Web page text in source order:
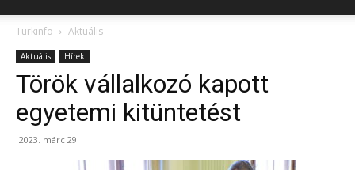
Türkinfo
Aktuális
Aktuális Hírek
Török vállalkozó kapott
egyetemi kitüntetést
2023. márc 29.